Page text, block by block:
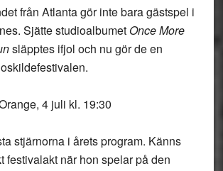
från Atlanta gör inte bara gästspel i
Sjätte studioalbumet Once More
släpptes ifjol och nu gör de en
4 juli kl. 19:30
stjärnorna i årets program. Känns
festivalakt när hon spelar på den